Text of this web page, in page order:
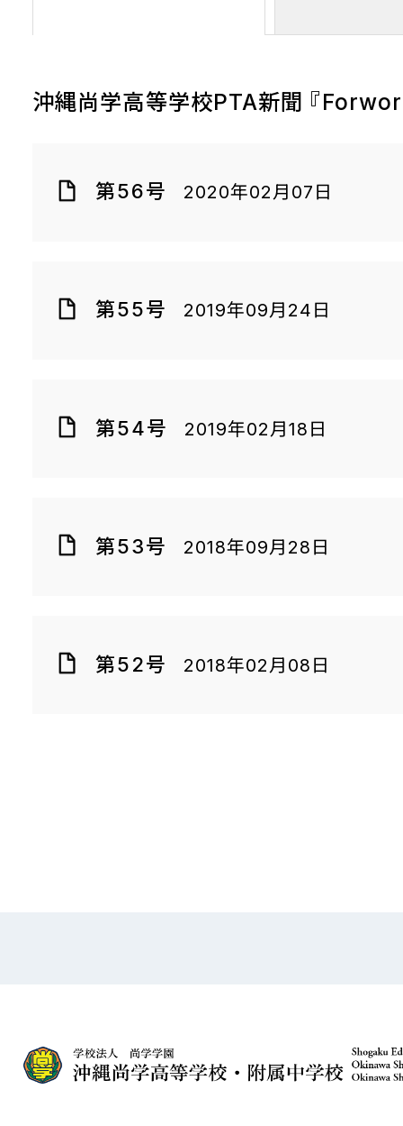
沖縄尚学高等学校PTA新聞 『
第56号 2020年02月07日
第55号 2019年09月24日
第54号 2019年02月18日
第53号 2018年09月28日
第52号 2018年02月08日